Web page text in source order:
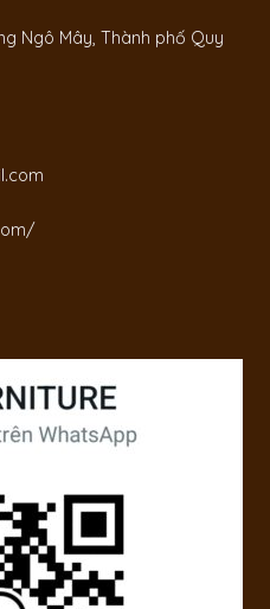
Ngô Mây, Thành phố Quy